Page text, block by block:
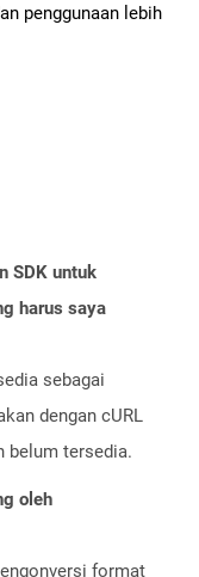
penggunaan lebih
SDK untuk
harus saya
sebagai
dengan cURL
belum tersedia.
oleh
format